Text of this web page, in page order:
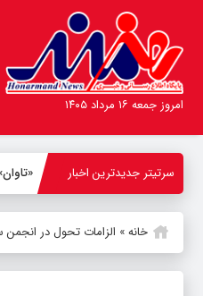
امروز جمعه ۱۶ مرداد ۱۴۰۵
سرتیتر جدیدترین اخبار
خانه» الزامات تحول در انجمن